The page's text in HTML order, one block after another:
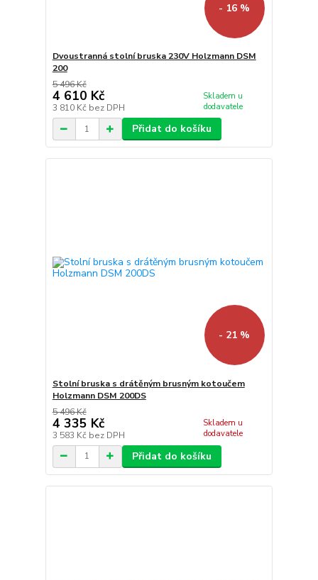
- 16 %
Dvoustranná stolní bruska 230V Holzmann DSM
200
5 496 Kč
4 610 Kč
3 810 Kč bez DPH
Skladem u
dodavatele
Přidat do košíku
- 21 %
Stolní bruska s drátěným brusným kotoučem
Holzmann DSM 200DS
5 496 Kč
4 335 Kč
3 583 Kč bez DPH
Skladem u
dodavatele
Přidat do košíku